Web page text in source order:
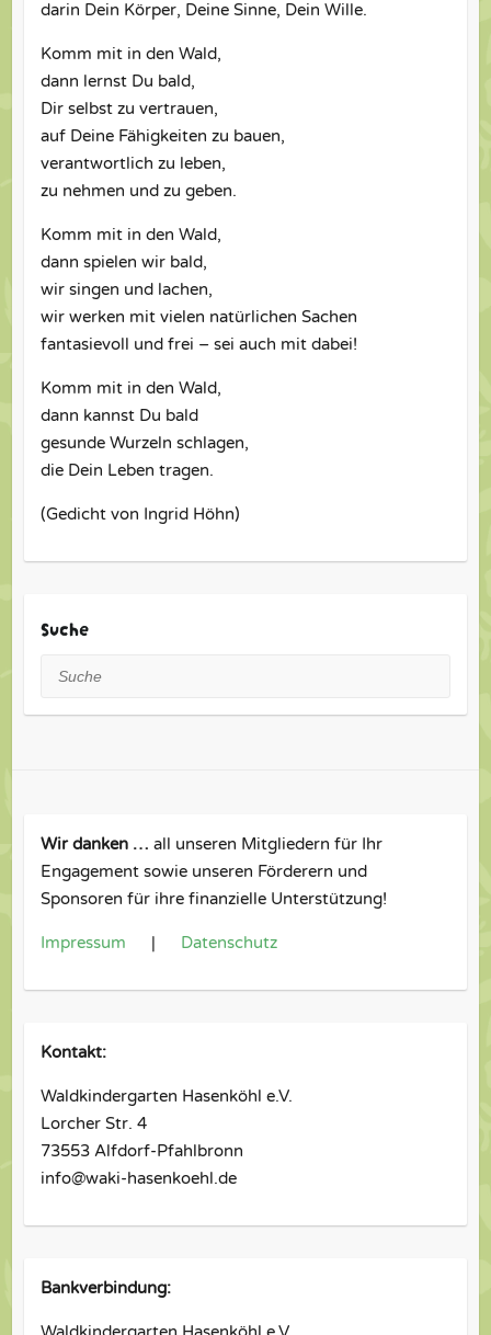
darin Dein Körper, Deine Sinne, Dein Wille.
Komm mit in den Wald,
dann lernst Du bald,
Dir selbst zu vertrauen,
auf Deine Fähigkeiten zu bauen,
verantwortlich zu leben,
zu nehmen und zu geben.
Komm mit in den Wald,
dann spielen wir bald,
wir singen und lachen,
wir werken mit vielen natürlichen Sachen
fantasievoll und frei – sei auch mit dabei!
Komm mit in den Wald,
dann kannst Du bald
gesunde Wurzeln schlagen,
die Dein Leben tragen.
(Gedicht von Ingrid Höhn)
Suche
Suche
Wir danken … all unseren Mitgliedern für Ihr
Engagement sowie unseren Förderern und
Sponsoren für ihre finanzielle Unterstützung!
Impressum | Datenschutz
Kontakt:
Waldkindergarten Hasenköhl e.V.
Lorcher Str. 4
73553 Alfdorf-Pfahlbronn
info@waki-hasenkoehl.de
Bankverbindung: